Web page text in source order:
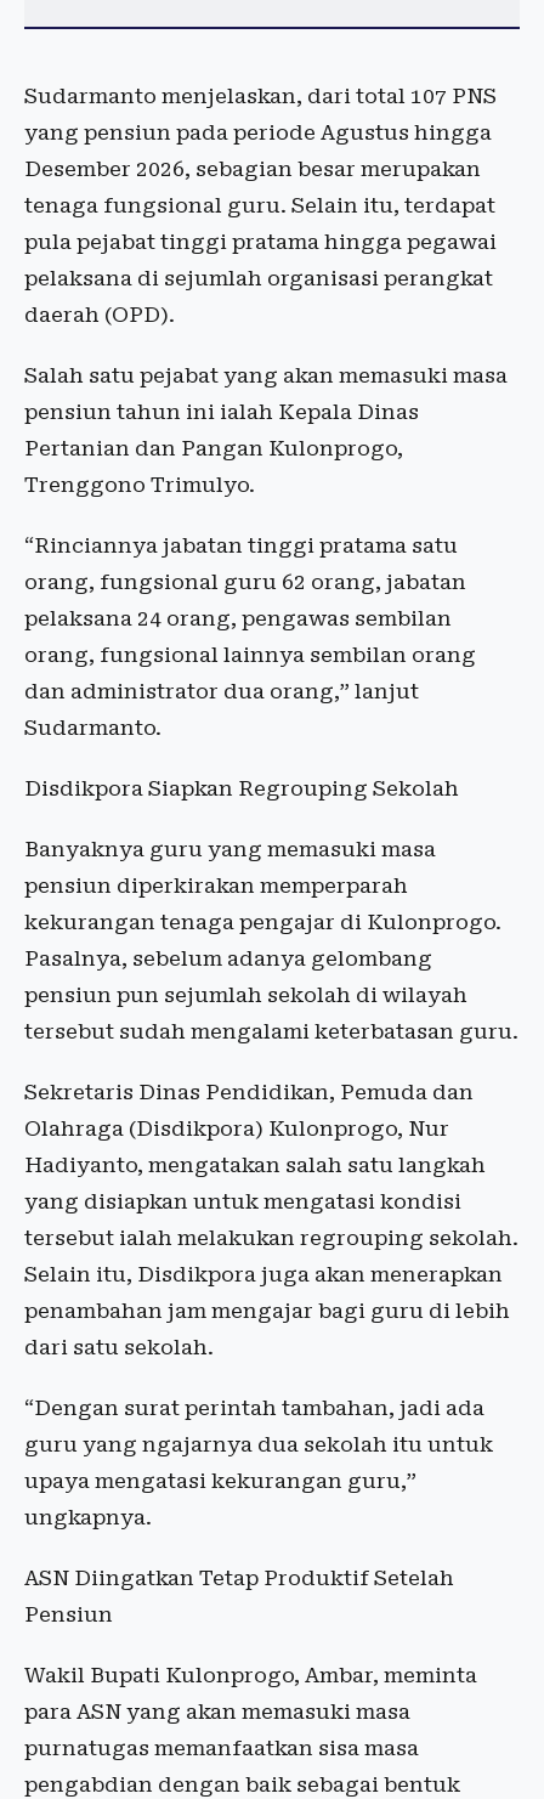
Sudarmanto menjelaskan, dari total 107 PNS
yang pensiun pada periode Agustus hingga
Desember 2026, sebagian besar merupakan
tenaga fungsional guru. Selain itu, terdapat
pula pejabat tinggi pratama hingga pegawai
pelaksana di sejumlah organisasi perangkat
daerah (OPD).
Salah satu pejabat yang akan memasuki masa
pensiun tahun ini ialah Kepala Dinas
Pertanian dan Pangan Kulonprogo,
Trenggono Trimulyo.
“Rinciannya jabatan tinggi pratama satu
orang, fungsional guru 62 orang, jabatan
pelaksana 24 orang, pengawas sembilan
orang, fungsional lainnya sembilan orang
dan administrator dua orang,” lanjut
Sudarmanto.
Disdikpora Siapkan Regrouping Sekolah
Banyaknya guru yang memasuki masa
pensiun diperkirakan memperparah
kekurangan tenaga pengajar di Kulonprogo.
Pasalnya, sebelum adanya gelombang
pensiun pun sejumlah sekolah di wilayah
tersebut sudah mengalami keterbatasan guru.
Sekretaris Dinas Pendidikan, Pemuda dan
Olahraga (Disdikpora) Kulonprogo, Nur
Hadiyanto, mengatakan salah satu langkah
yang disiapkan untuk mengatasi kondisi
tersebut ialah melakukan regrouping sekolah.
Selain itu, Disdikpora juga akan menerapkan
penambahan jam mengajar bagi guru di lebih
dari satu sekolah.
“Dengan surat perintah tambahan, jadi ada
guru yang ngajarnya dua sekolah itu untuk
upaya mengatasi kekurangan guru,”
ungkapnya.
ASN Diingatkan Tetap Produktif Setelah
Pensiun
Wakil Bupati Kulonprogo, Ambar, meminta
para ASN yang akan memasuki masa
purnatugas memanfaatkan sisa masa
pengabdian dengan baik sebagai bentuk